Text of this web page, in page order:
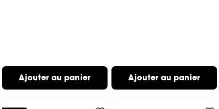
Ajouter au panier Ajouter au panier